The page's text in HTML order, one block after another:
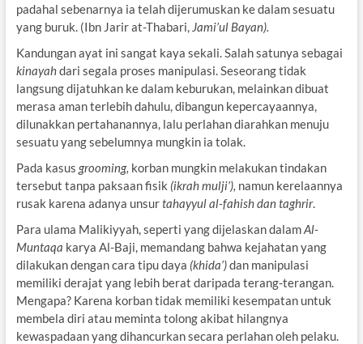
padahal sebenarnya ia telah dijerumuskan ke dalam sesuatu
yang buruk. (Ibn Jarir at-Thabari, Jami’ul Bayan).
Kandungan ayat ini sangat kaya sekali. Salah satunya sebagai
kinayahdari segala proses manipulasi. Seseorang tidak
langsung dijatuhkan ke dalam keburukan, melainkan dibuat
merasa aman terlebih dahulu, dibangun kepercayaannya,
dilunakkan pertahanannya, lalu perlahan diarahkan menuju
sesuatu yang sebelumnya mungkin ia tolak.
Pada kasus grooming, korban mungkin melakukan tindakan
tersebut tanpa paksaan fisik (ikrah mulji’), namun kerelaannya
rusak karena adanya unsurtahayyul al-fahish dan taghrir.
Para ulama Malikiyyah, seperti yang dijelaskan dalamAl-
Muntaqa karya Al-Baji, memandang bahwa kejahatan yang
dilakukan dengan cara tipu daya (khida’)dan manipulasi
memiliki derajat yang lebih berat daripada terang-terangan.
Mengapa? Karena korban tidak memiliki kesempatan untuk
membela diri atau meminta tolong akibat hilangnya
kewaspadaan yang dihancurkan secara perlahan oleh pelaku.